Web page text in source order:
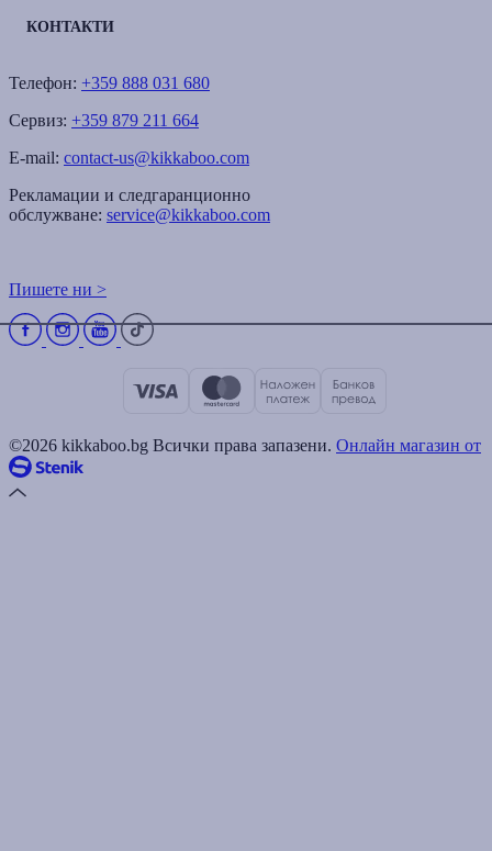
КОНТАКТИ
Телефон: +359 888 031 680
Сервиз: +359 879 211 664
E-mail: contact-us@kikkaboo.com
Рекламации и следгаранционно
обслужване: service@kikkaboo.com
Пишете ни >
©2026 kikkaboo.bg Всички права запазени. Онлайн магазин от